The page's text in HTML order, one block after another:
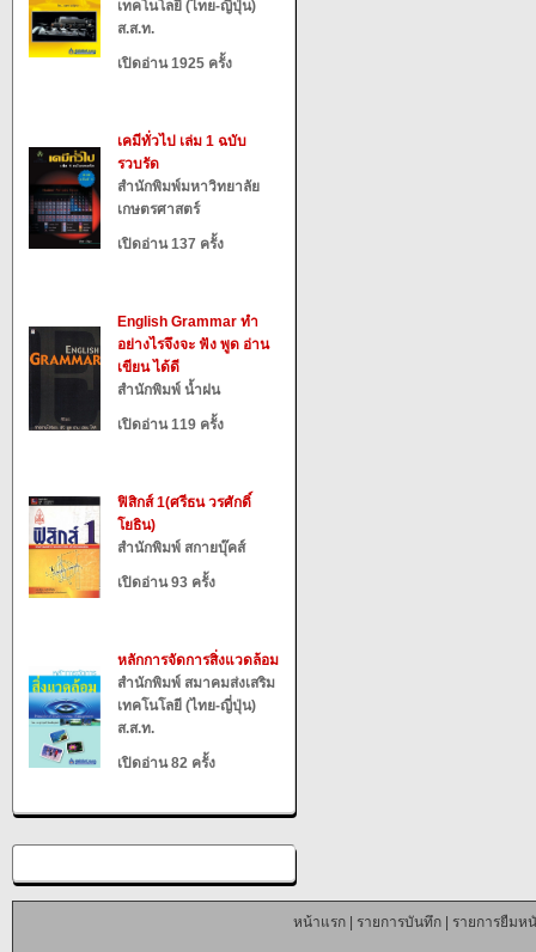
เทคโนโลยี (ไทย-ญี่ปุ่น)
ส.ส.ท.
เปิดอ่าน 1925 ครั้ง
เคมีทั่วไป เล่ม 1 ฉบับ
รวบรัด
สำนักพิมพ์มหาวิทยาลัย
เกษตรศาสตร์
เปิดอ่าน 137 ครั้ง
English Grammar ทำ
อย่างไรจึงจะ ฟัง พูด อ่าน
เขียน ได้ดี
สำนักพิมพ์ น้ำฝน
เปิดอ่าน 119 ครั้ง
ฟิสิกส์ 1(ศรีธน วรศักดิ์
โยธิน)
สำนักพิมพ์ สกายบุ๊คส์
เปิดอ่าน 93 ครั้ง
หลักการจัดการสิ่งแวดล้อม
สำนักพิมพ์ สมาคมส่งเสริม
เทคโนโลยี (ไทย-ญี่ปุ่น)
ส.ส.ท.
เปิดอ่าน 82 ครั้ง
หน้าแรก| รายการบันทึก| รายการยืมห